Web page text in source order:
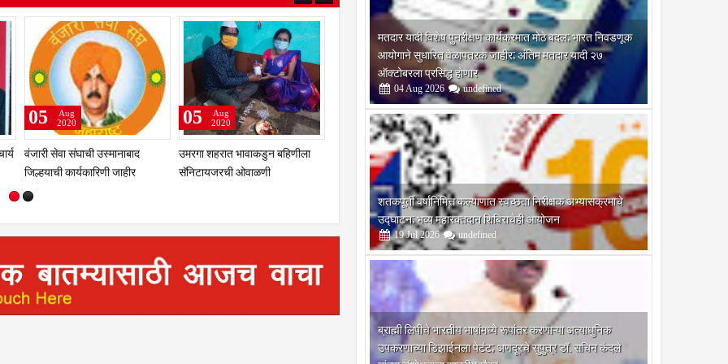
25
अचलेर सुशिलाबाई शिवाजी माने यांचे
निधन
14
Sep
2020
प्रा.डॉ. चंद्रकांत जावळे यांची प्राचार्य
पदी निवड
06
Aug
2020
मतदार यादी विशेष पुनरीक्षण कार्यक्रमात मोठे बदल; भारत निवडणूक
आयोगाने सुधारित वेळापत्रक जाहीर; अंतिम मतदार यादी २७
ऑक्टोबरला प्रसिद्ध होणार
04 Aug 2026 undefined
शतकपूर्ती वर्षानिमित्त कल्याणात स्वच्छता निरीक्षक अभ्यासक्रमाचे
उद्घाटन; भव्य महारक्तदान शिबिराचेही आयोजन
19 Jul 2026 undefined
ब्राह्मी लिपीचे भारतीय भाषांमध्ये रूपांतर करणाऱ्या अत्याधुनिक
उपकरणाच्या डिझाईनला पेटंट; अणदूरचे सुपुत्र डॉ. सचिन कंदले